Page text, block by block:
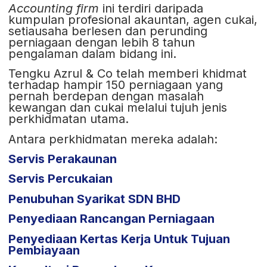
Accounting firm ini terdiri daripada
kumpulan profesional akauntan, agen cukai,
setiausaha berlesen dan perunding
perniagaan dengan lebih 8 tahun
pengalaman dalam bidang ini.
Tengku Azrul & Co telah memberi khidmat
terhadap hampir 150 perniagaan yang
pernah berdepan dengan masalah
kewangan dan cukai melalui tujuh jenis
perkhidmatan utama.
Antara perkhidmatan mereka adalah:
Servis Perakaunan
Servis Percukaian
Penubuhan Syarikat SDN BHD
Penyediaan Rancangan Perniagaan
Penyediaan Kertas Kerja Untuk Tujuan
Pembiayaan